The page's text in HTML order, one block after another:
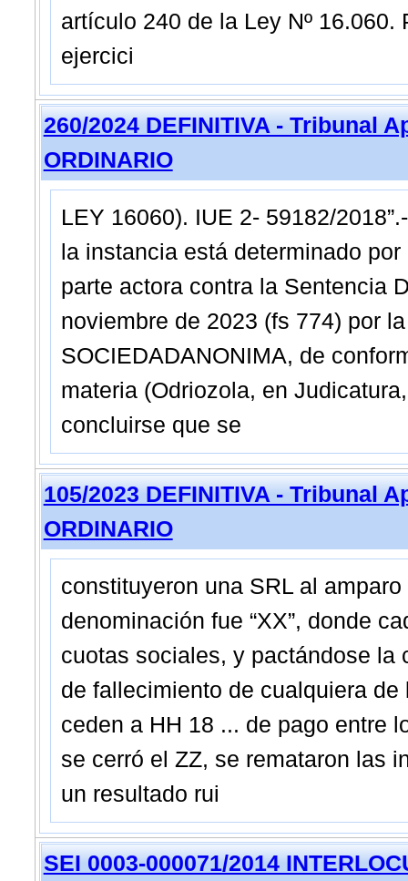
artículo 240 de la Ley Nº
ejercici
260/2024 DEFINITIVA - Tribunal
ORDINARIO
LEY 16060). IUE 2- 59182/
la instancia está determinado
parte actora contra la Sentencia
noviembre de 2023 (fs 774) por
SOCIEDADANONIMA, de
materia (Odriozola, en
concluirse que se
105/2023 DEFINITIVA - Tribunal
ORDINARIO
constituyeron una SRL al
denominación fue “XX”, donde
cuotas sociales, y pactándose la
de fallecimiento de cualquiera
ceden a HH 18 ... de pago entre
se cerró el ZZ, se remataron las
un resultado rui
SEI 0003-000071/2014